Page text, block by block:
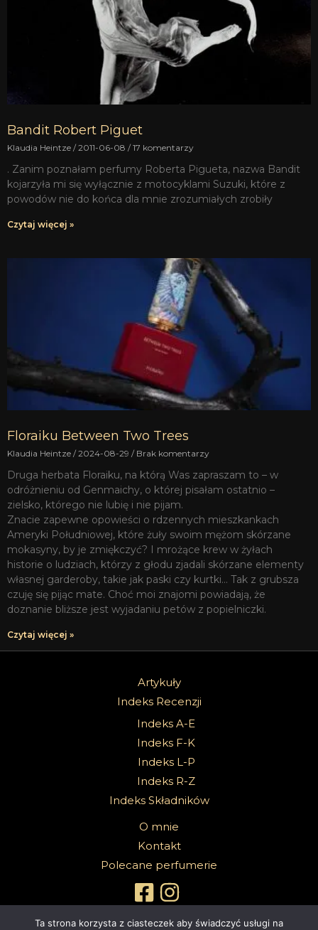
Bandit Robert Piguet
Klaudia Heintze 2011-06-08 17 komentarzy
. Zanim poznałam perfumy Roberta Pigueta, nazwa Bandit
kojarzyła mi się wyłącznie z motocyklami Suzuki, które z
powodów nie do końca dla mnie zrozumiałych zrobiły
Czytaj więcej »
Floraiku Between Two Trees
Klaudia Heintze 2024-08-29 Brak komentarzy
Druga herbata Floraiku, na którą Was zapraszam to – w
odróżnieniu od Genmaichy, o której pisałam ostatnio –
zielsko, którego nie lubię i nie pijam.
Znacie zapewne opowieści o rdzennych mieszkankach
Ameryki Południowej, które żuły swoim mężom skórzane
mokasyny, by je zmiękczyć? I mrożące krew w żyłach
historie o ludziach, którzy z głodu zjadali skórzane elementy
własnej garderoby, takie jak paski czy kurtki… Tak z grubsza
czuję się pijąc mate. Choć moi znajomi powiadają, że
doznanie bliższe jest wyjadaniu petów z popielniczki.
Czytaj więcej »
Artykuły
Indeks Recenzji
Indeks A-E
Indeks F-K
Indeks L-P
Indeks R-Z
Indeks Składników
O mnie
Kontakt
Polecane perfumerie
Ta strona korzysta z ciasteczek aby świadczyć usługi na